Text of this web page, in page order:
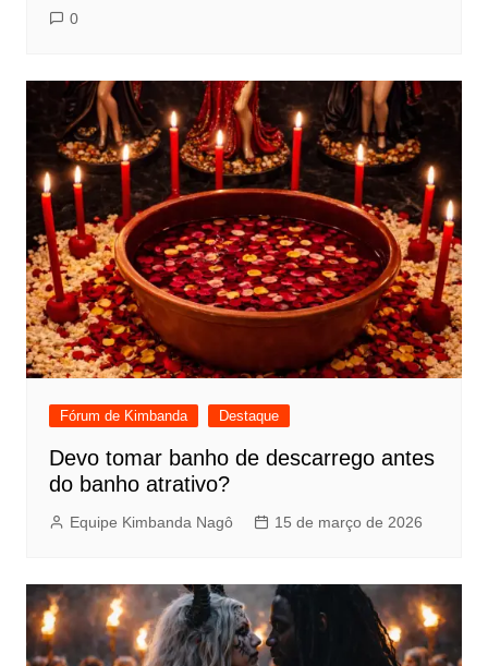
0
Fórum de Kimbanda Destaque
Devo tomar banho de descarrego antes
do banho atrativo?
Equipe Kimbanda Nagô 15 de março de 2026